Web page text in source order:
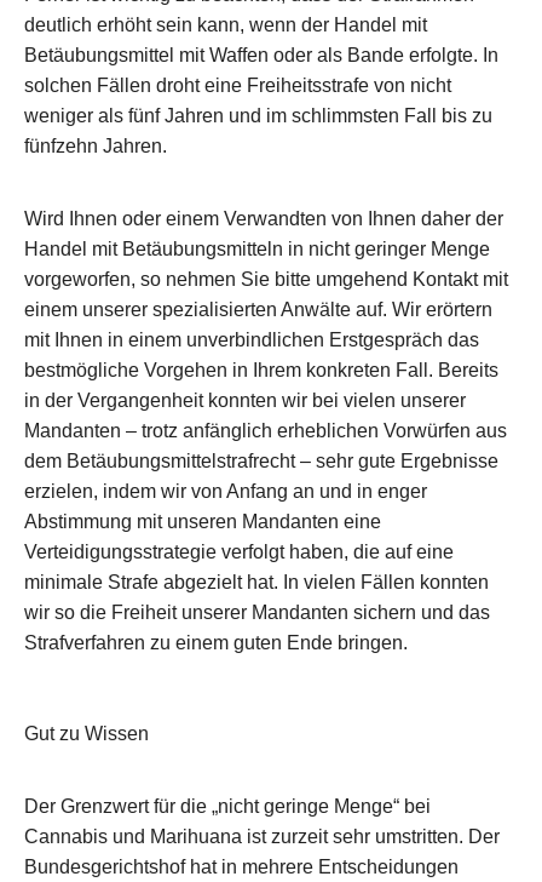
deutlich erhöht sein kann, wenn der Handel mit
Betäubungsmittel mit Waffen oder als Bande erfolgte. In
solchen Fällen droht eine Freiheitsstrafe von nicht
weniger als fünf Jahren und im schlimmsten Fall bis zu
fünfzehn Jahren.
Wird Ihnen oder einem Verwandten von Ihnen daher der
Handel mit Betäubungsmitteln in nicht geringer Menge
vorgeworfen, so nehmen Sie bitte umgehend Kontakt mit
einem unserer spezialisierten Anwälte auf. Wir erörtern
mit Ihnen in einem unverbindlichen Erstgespräch das
bestmögliche Vorgehen in Ihrem konkreten Fall. Bereits
in der Vergangenheit konnten wir bei vielen unserer
Mandanten – trotz anfänglich erheblichen Vorwürfen aus
dem Betäubungsmittelstrafrecht – sehr gute Ergebnisse
erzielen, indem wir von Anfang an und in enger
Abstimmung mit unseren Mandanten eine
Verteidigungsstrategie verfolgt haben, die auf eine
minimale Strafe abgezielt hat. In vielen Fällen konnten
wir so die Freiheit unserer Mandanten sichern und das
Strafverfahren zu einem guten Ende bringen.
Gut zu Wissen
Der Grenzwert für die „nicht geringe Menge“ bei
Cannabis und Marihuana ist zurzeit sehr umstritten. Der
Bundesgerichtshof hat in mehrere Entscheidungen